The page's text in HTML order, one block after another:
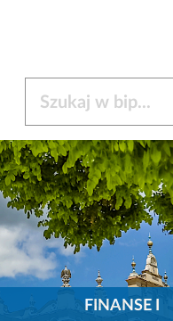
FINANSE I